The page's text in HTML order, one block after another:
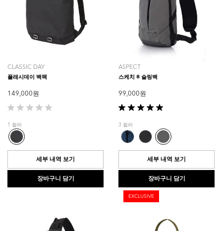
CLASSIC DAY
플래시데이 백팩
149,000 원
별
5
개
중
0.0
입
다.
1 컬러
세부 내역 보기
장바구니 담기
ASPECT
스케치 8 슬링백
99,000 원
별
5
개
중
5.0
입
다.
3 컬러
세부 내역 보기
장바구니 담기
EXCLUSIVE